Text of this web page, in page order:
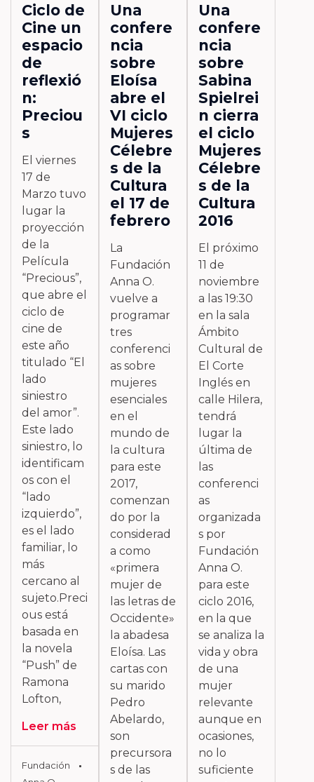
Ciclo de
Cine un
espacio
de
reflexió
n:
Preciou
s
El viernes
17 de
Marzo tuvo
lugar la
proyección
de la
Película
“Precious”,
que abre el
ciclo de
cine de
este año
titulado “El
lado
siniestro
del amor”.
Este lado
siniestro, lo
identificam
os con el
“lado
izquierdo”,
es el lado
familiar, lo
más
cercano al
sujeto.Preci
ous está
basada en
la novela
“Push” de
Ramona
Lofton,
Leer más
Fundación
Una
confere
ncia
sobre
Eloísa
abre el
VI ciclo
Mujeres
Célebre
s de la
Cultura
el 17 de
febrero
La
Fundación
Anna O.
vuelve a
programar
tres
conferenci
as sobre
mujeres
esenciales
en el
mundo de
la cultura
para este
2017,
comenzan
do por la
considerad
a como
«primera
mujer de
las letras de
Occidente»
la abadesa
Eloísa. Las
cartas con
su marido
Pedro
Abelardo,
son
precursora
s de las
Una
confere
ncia
sobre
Sabina
Spielrei
n cierra
el ciclo
Mujeres
Célebre
s de la
Cultura
2016
El próximo
11 de
noviembre
a las 19:30
en la sala
Ámbito
Cultural de
El Corte
Inglés en
calle Hilera,
tendrá
lugar la
última de
las
conferenci
as
organizada
s por
Fundación
Anna O.
para este
ciclo 2016,
en la que
se analiza la
vida y obra
de una
mujer
relevante
aunque en
ocasiones,
no lo
suficiente